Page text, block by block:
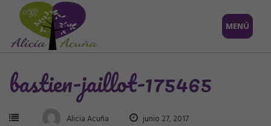
Saltar
contenido
MENÚ
bastien-jaillot-175465
Alicia Acuña junio 27, 2017